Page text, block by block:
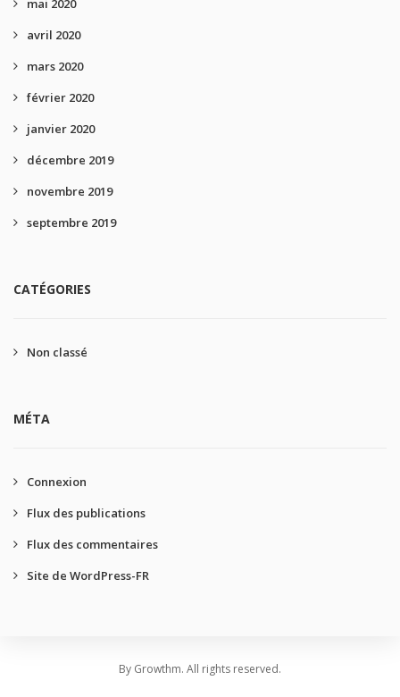
mai 2020
avril 2020
mars 2020
février 2020
janvier 2020
décembre 2019
novembre 2019
septembre 2019
CATÉGORIES
Non classé
MÉTA
Connexion
Flux des publications
Flux des commentaires
Site de WordPress-FR
By Growthm. All rights reserved.